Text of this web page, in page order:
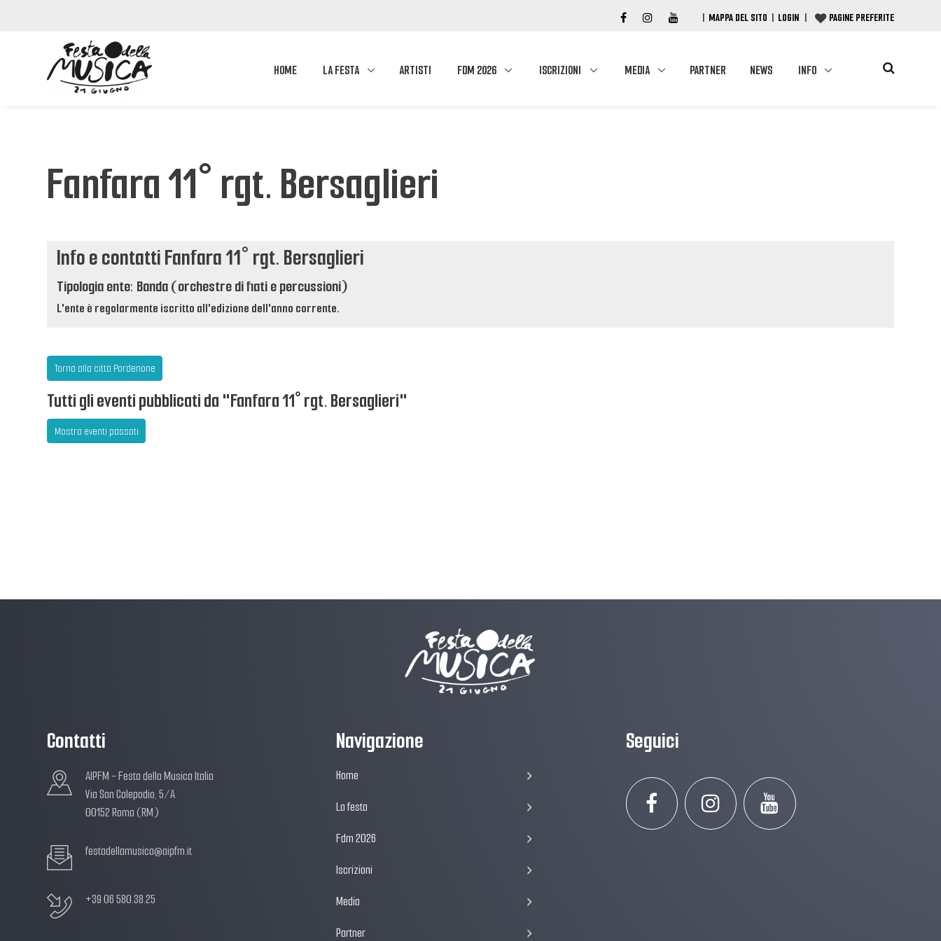
| MAPPA DEL SITO | LOGIN | PAGINE PREFERITE
HOME LA FESTA ARTISTI FDM 2026 ISCRIZIONI MEDIA PARTNER NEWS INFO
Fanfara 11° rgt. Bersaglieri
Info e contatti Fanfara 11° rgt. Bersaglieri
Tipologia ente: Banda (orchestre di fiati e percussioni)
L'ente è regolarmente iscritto all'edizione dell'anno corrente.
Torna alla città Pordenone
Tutti gli eventi pubblicati da "Fanfara 11° rgt. Bersaglieri"
Mostra eventi passati
Contatti
AIPFM - Festa della Musica Italia
Via San Calepodio, 5/A
00152 Roma (RM)
festadellamusica@aipfm.it
+39 06 580.38.25
Navigazione
Home
La festa
Fdm 2026
Iscrizioni
Media
Partner
Seguici